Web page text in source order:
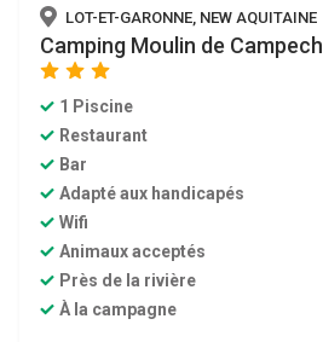
LOT-ET-GARONNE, NEW AQUITAINE
Camping Moulin de Campech
star star
1 Piscine
Restaurant
Bar
Adapté aux handicapés
Wifi
Animaux acceptés
Près de la rivière
À la campagne